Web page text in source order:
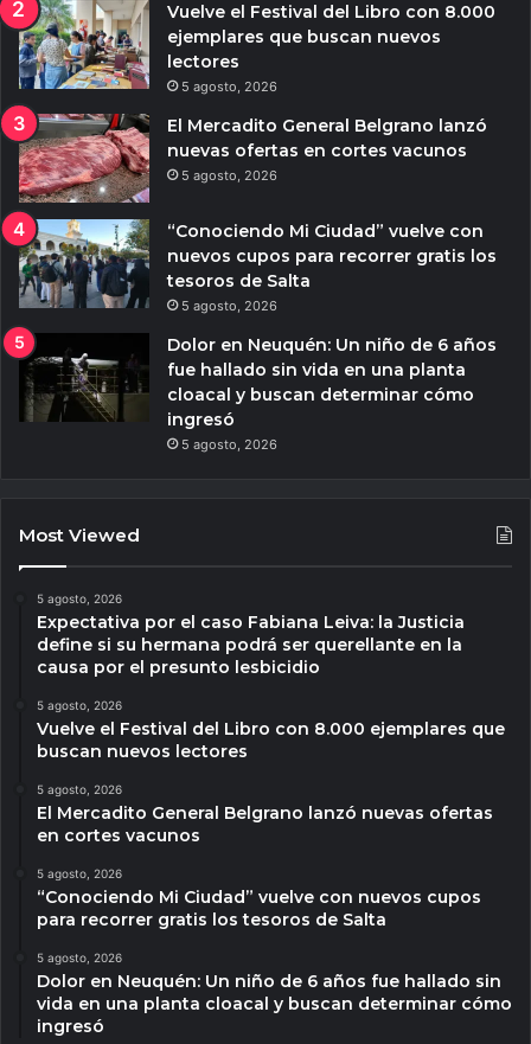
Vuelve el Festival del Libro con 8.000
ejemplares que buscan nuevos
lectores
5 agosto, 2026
El Mercadito General Belgrano lanzó
nuevas ofertas en cortes vacunos
5 agosto, 2026
“Conociendo Mi Ciudad” vuelve con
nuevos cupos para recorrer gratis los
tesoros de Salta
5 agosto, 2026
Dolor en Neuquén: Un niño de 6 años
fue hallado sin vida en una planta
cloacal y buscan determinar cómo
ingresó
5 agosto, 2026
Most Viewed
5 agosto, 2026
Expectativa por el caso Fabiana Leiva: la Justicia
define si su hermana podrá ser querellante en la
causa por el presunto lesbicidio
5 agosto, 2026
Vuelve el Festival del Libro con 8.000 ejemplares que
buscan nuevos lectores
5 agosto, 2026
El Mercadito General Belgrano lanzó nuevas ofertas
en cortes vacunos
5 agosto, 2026
“Conociendo Mi Ciudad” vuelve con nuevos cupos
para recorrer gratis los tesoros de Salta
5 agosto, 2026
Dolor en Neuquén: Un niño de 6 años fue hallado sin
vida en una planta cloacal y buscan determinar cómo
ingresó